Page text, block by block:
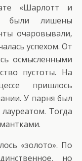
«Шарлотт и
были лишены
очаровывали,
успехом. От
осмысленными
пустоты. На
пришлось
У парня был
Тогда
«золото». По
но